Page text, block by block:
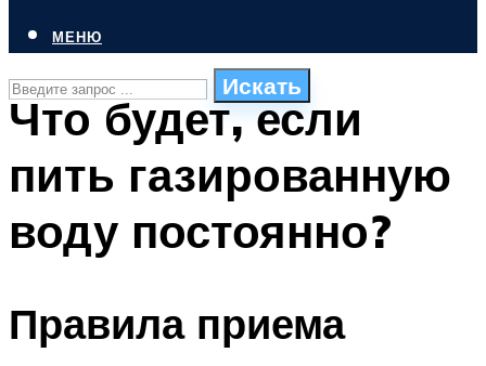
Искать
СТИЛИ ПЛАВАНЬЯ
ПЛАВАНЬЕ ДЛЯ ДЕТЕЙ
БАССЕЙН ДЛЯ ДОМА
МЕНЮ
МЕНЮ
Что будет, если
пить газированную
воду постоянно?
Правила приема